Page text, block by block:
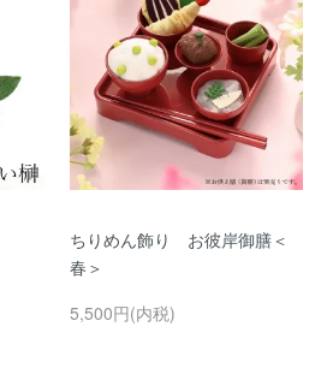
ちりめん飾り お彼岸御膳＜
春＞
5,500円(内税)